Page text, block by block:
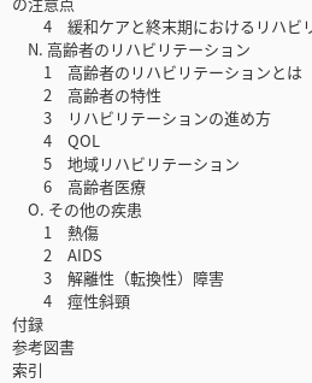
4 緩和ケアと終末期におけるリハビ
N. 高齢者のリハビリテーション
1 高齢者のリハビリテーションとは
2 高齢者の特性
3 リハビリテーションの進め方
4 QOL
5 地域リハビリテーション
6 高齢者医療
O. その他の疾患
1 熱傷
2 AIDS
3 解離性（転換性）障害
4 痙性斜頸
付録
参考図書
索引